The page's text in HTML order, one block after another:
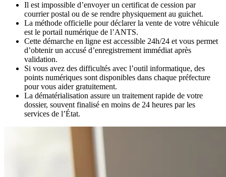
Il est impossible d’envoyer un certificat de cession par
courrier postal ou de se rendre physiquement au guichet.
La méthode officielle pour déclarer la vente de votre véhicule
est le portail numérique de l’ANTS.
Cette démarche en ligne est accessible 24h/24 et vous permet
d’obtenir un accusé d’enregistrement immédiat après
validation.
Si vous avez des difficultés avec l’outil informatique, des
points numériques sont disponibles dans chaque préfecture
pour vous aider gratuitement.
La dématérialisation assure un traitement rapide de votre
dossier, souvent finalisé en moins de 24 heures par les
services de l’État.